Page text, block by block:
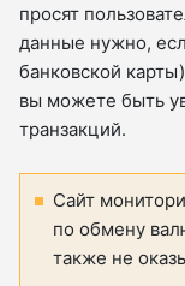
просят
данные нужно,
банковской
вы можете быть
транзакций.
Сайт
по обмену
также не